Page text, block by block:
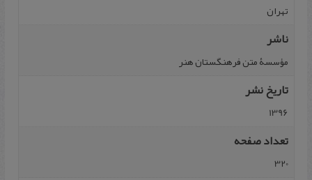
تهران
ناشر
مؤسسۀ متن فرهنگستان هنر
تاریخ نشر
1396
تعداد صفحه
320